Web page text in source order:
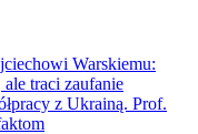
Warskiemu:
traci zaufanie
z Ukrainą. Prof.